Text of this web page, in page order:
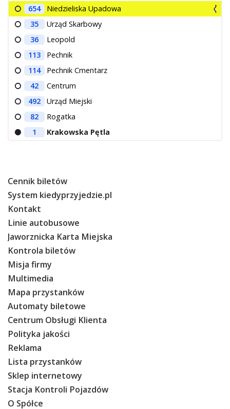
654
Niedzieliska Upadowa
35
Urząd Skarbowy
36
Leopold
113
Pechnik
114
Pechnik Cmentarz
42
Centrum
492
Urząd Miejski
82
Rogatka
1
Krakowska Pętla
Cennik biletów
System kiedyprzyjedzie.pl
Kontakt
Linie autobusowe
Jaworznicka Karta Miejska
Kontrola biletów
Misja firmy
Multimedia
Mapa przystanków
Automaty biletowe
Centrum Obsługi Klienta
Polityka jakości
Reklama
Lista przystanków
Sklep internetowy
Stacja Kontroli Pojazdów
O Spółce